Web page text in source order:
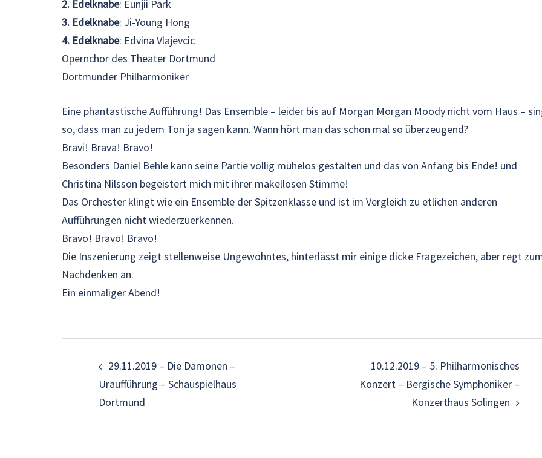
2. Edelknabe: Eunjii Park
3. Edelknabe: Ji-Young Hong
4. Edelknabe: Edvina Vlajevcic
Opernchor des Theater Dortmund
Dortmunder Philharmoniker
Eine phantastische Aufführung! Das Ensemble – leider bis auf Morgan Morgan Moody nicht vom Haus –
so, dass man zu jedem Ton ja sagen kann. Wann hört man das schon mal so überzeugend?
Bravi! Brava! Bravo!
Besonders Daniel Behle kann seine Partie völlig mühelos gestalten und das von Anfang bis Ende! und
Christina Nilsson begeistert mich mit ihrer makellosen Stimme!
Das Orchester klingt wie ein Ensemble der Spitzenklasse und ist im Vergleich zu etlichen anderen
Aufführungen nicht wiederzuerkennen.
Bravo! Bravo! Bravo!
Die Inszenierung zeigt stellenweise Ungewohntes, hinterlässt mir einige dicke Fragezeichen, aber regt
Nachdenken an.
Ein einmaliger Abend!
29.11.2019 – Die Dämonen –
Uraufführung – Schauspielhaus
Dortmund
10.12.2019 – 5. Philharmonisches
Konzert – Bergische Symphoniker –
Konzerthaus Solingen